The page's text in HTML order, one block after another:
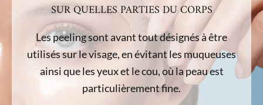
SUR QUELLES PARTIES DU CORPS
Les peeling sont avant tout désignés à être
utilisés sur le visage, en évitant les muqueuses
ainsi que les yeux et le cou, où la peau est
particulièrement fine.